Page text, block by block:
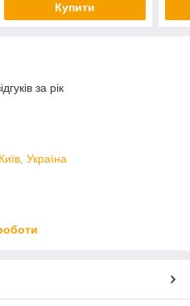
Купити
за рік
Україна